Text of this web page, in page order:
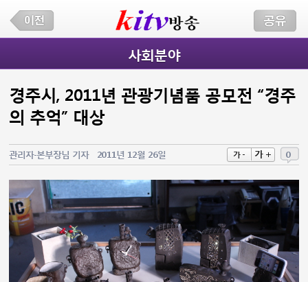
사회분야
경주시, 2011년 관광기념품 공모전 “경주
의 추억” 대상
관리자-본부장님 기자 2011년 12월 26일 0
가 - 가 +